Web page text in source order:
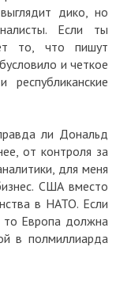
дико, но
Если ты
то, что пишут
и четкое
ли Дональд
от контроля за
для меня
США вместо
в НАТО. Если
Европа должна
в полмиллиарда